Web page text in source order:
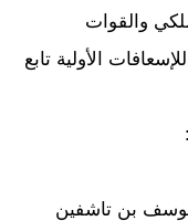
والقوات
الأولية تابع
يوسف بن تاشفين